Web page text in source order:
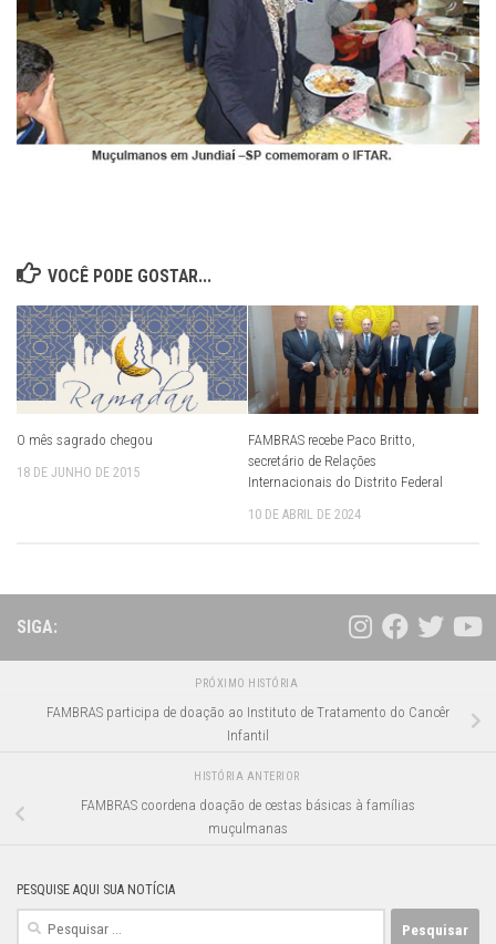
VOCÊ PODE GOSTAR...
O mês sagrado chegou
18 DE JUNHO DE 2015
FAMBRAS recebe Paco Britto,
secretário de Relações
Internacionais do Distrito Federal
10 DE ABRIL DE 2024
SIGA:
PRÓXIMO HISTÓRIA
FAMBRAS participa de doação ao Instituto de Tratamento do Cancêr
Infantil
HISTÓRIA ANTERIOR
FAMBRAS coordena doação de cestas básicas à famílias
muçulmanas
PESQUISE AQUI SUA NOTÍCIA
Pesquisar